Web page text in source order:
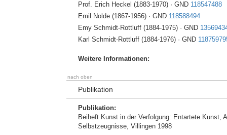
Prof. Erich Heckel (1883-1970) · GND 118547488
Emil Nolde (1867-1956) · GND 118588494
Emy Schmidt-Rottluff (1884-1975) · GND
Karl Schmidt-Rottluff (1884-1976) · GND
Weitere Informationen:
nach oben
Publikation
Publikation:
Beiheft Kunst in der Verfolgung: Entartete Kunst,
Selbstzeugnisse, Villingen 1998